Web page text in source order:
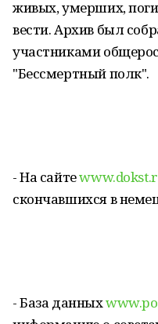
живых, умерших,
вести. Архив был
участниками
"Бессмертный полк".
- На сайте
скончавшихся в
- База данных